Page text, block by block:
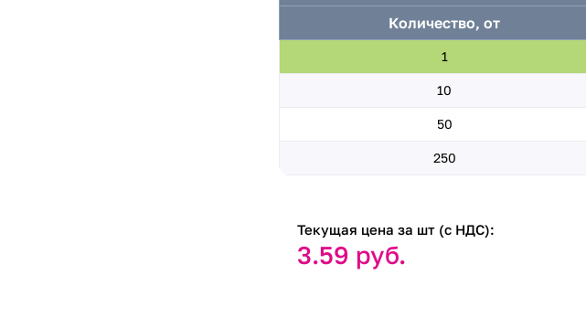
Количество, от
1
10
50
250
Текущая цена за шт (с НДС):
3.59 руб.